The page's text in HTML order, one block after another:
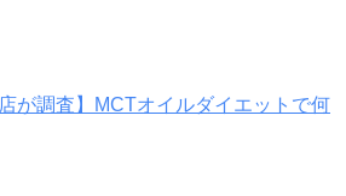
が調査】MCTオイルダイエットで何